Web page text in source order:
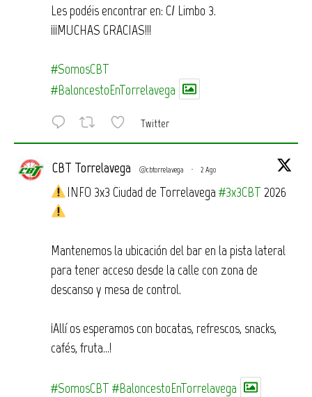
Les podéis encontrar en: C/ Limbo 3.
¡¡¡MUCHAS GRACIAS!!!
#SomosCBT
#BaloncestoEnTorrelavega
Twitter
CBT Torrelavega @cbtorrelavega · 2 Ago
INFO 3x3 Ciudad de Torrelavega#3x3CBT 2026
Mantenemos la ubicación del bar en la pista lateral
para tener acceso desde la calle con zona de
descanso y mesa de control.
¡Allí os esperamos con bocatas, refrescos, snacks,
cafés, fruta…!
#SomosCBT #BaloncestoEnTorrelavega